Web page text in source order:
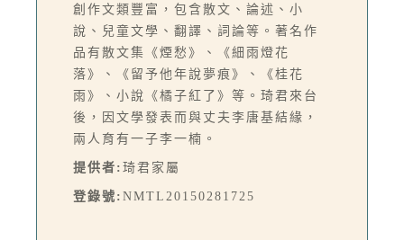
創作文類豐富，包含散文、論述、小
說、兒童文學、翻譯、詞論等。著名作
品有散文集《煙愁》、《細雨燈花
落》、《留予他年說夢痕》、《桂花
雨》、小說《橘子紅了》等。琦君來台
後，因文學發表而與丈夫李唐基結緣，
兩人育有一子李一楠。
提供者: 琦君家屬
登錄號: NMTL20150281725